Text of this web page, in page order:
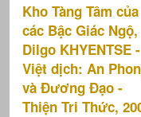
Kho Tàng Tâm của
các Bậc Giác Ngộ,
Dilgo KHYENTSE -
Việt dịch: An
và Đương Đạo -
Thiện Tri Thức,